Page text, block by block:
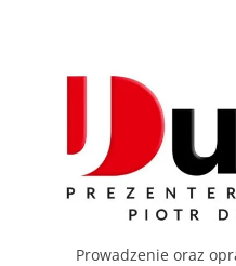
Prowadzenie oraz